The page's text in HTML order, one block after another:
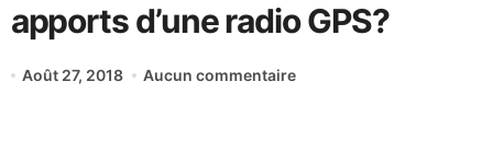
apports d’une radio GPS?
Août 27, 2018 Aucun commentaire